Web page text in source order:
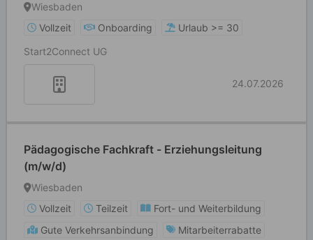
Wiesbaden
Vollzeit
Onboarding
Urlaub >= 30
Start2Connect UG
24.07.2026
Pädagogische Fachkraft - Erziehungsleitung
(m/w/d)
Wiesbaden
Vollzeit
Teilzeit
Fort- und Weiterbildung
Gute Verkehrsanbindung
Mitarbeiterrabatte